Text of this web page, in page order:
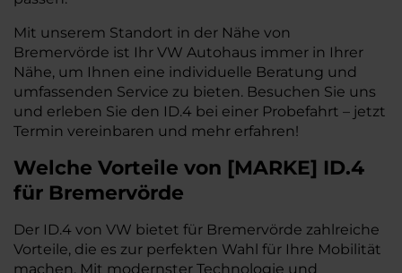
Mit unserem Standort in der Nähe von
Bremervörde ist Ihr VW Autohaus immer in Ihrer
Nähe, um Ihnen eine individuelle Beratung und
umfassenden Service zu bieten. Besuchen Sie uns
und erleben Sie den ID.4 bei einer Probefahrt – jetzt
Termin vereinbaren und mehr erfahren!
Welche Vorteile von [MARKE] ID.4
für Bremervörde
Der ID.4 von VW bietet für Bremervörde zahlreiche
Vorteile, die es zur perfekten Wahl für Ihre Mobilität
machen. Mit modernster Technologie und